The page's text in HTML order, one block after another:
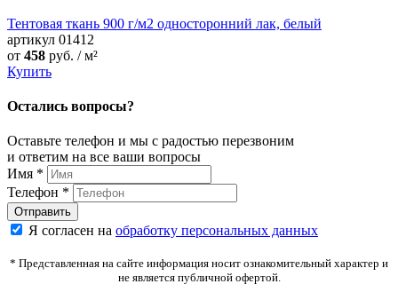
Тентовая ткань 900 г/м2 односторонний лак, белый
артикул 01412
от 458 руб. / м²
Купить
Остались вопросы?
Оставьте телефон и мы с радостью перезвоним
и ответим на все ваши вопросы
Имя *
Телефон *
Я согласен на обработку персональных данных
* Представленная на сайте информация носит ознакомительный характер и
не является публичной офертой.